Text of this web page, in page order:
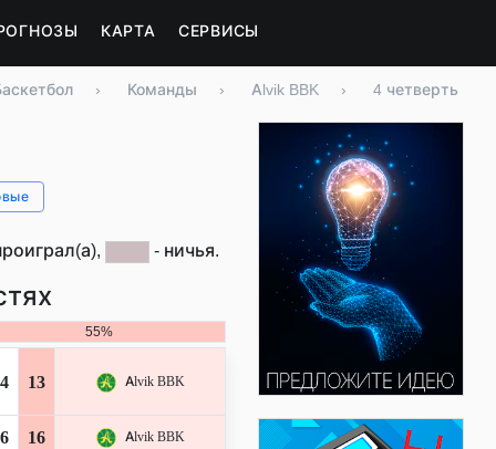
КАРТА СЕРВИСЫ
› Команды › Alvik BBK › 4 четверть
- ничья.
55%
13 Alvik BBK
16 Alvik BBK